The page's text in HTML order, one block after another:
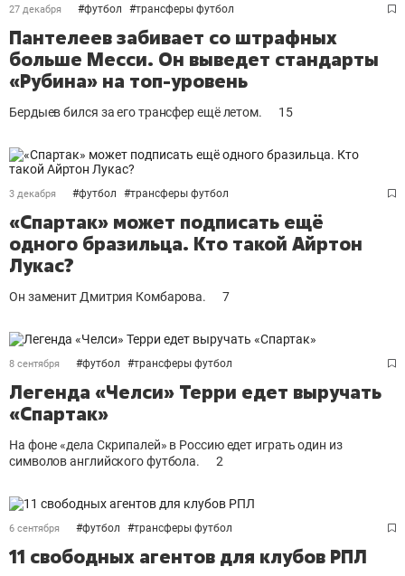
27 декабря #футбол #трансферы футбол
Пантелеев забивает со штрафных
больше Месси. Он выведет стандарты
«Рубина» на топ-уровень
Бердыев бился за его трансфер ещё летом. 15
3 декабря #футбол #трансферы футбол
«Спартак» может подписать ещё
одного бразильца. Кто такой Айртон
Лукас?
Он заменит Дмитрия Комбарова. 7
8 сентября #футбол #трансферы футбол
Легенда «Челси» Терри едет выручать
«Спартак»
На фоне «дела Скрипалей» в Россию едет играть один из
символов английского футбола.
2
6 сентября #футбол #трансферы футбол
11 свободных агентов для клубов РПЛ